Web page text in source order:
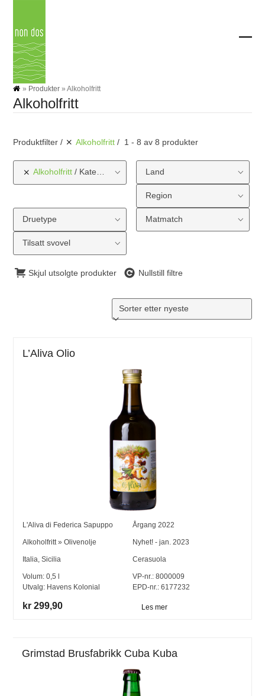
content
» Produkter »Alkoholfritt
Alkoholfritt
Produktfilter Alkoholfritt 1 - 8 av 8 produkter
Alkoholfritt Kategorier Land
Region
Druetype Matmatch
Tilsatt svovel
Skjul utsolgte produkter Nullstill filtre
L’Aliva Olio
L'Aliva di Federica Sapuppo Årgang 2022
Alkoholfritt»Olivenolje Nyhet! - jan. 2023
Italia,Sicilia Cerasuola
Volum:0,5
Utvalg: Havens Kolonial
VP-nr.: 8000009
EPD-nr.: 6177232
kr 299,90 Les mer
Grimstad Brusfabrikk Cuba Kuba